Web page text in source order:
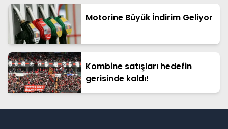
Motorine Büyük İndirim Geliyor
Kombine satışları hedefin
gerisinde kaldı!